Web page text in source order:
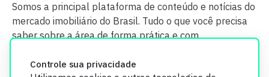
Controle sua privacidade
Somos a principal plataforma de conteúdo e notícias do
mercado imobiliário do Brasil. Tudo o que você precisa
saber sobre a área de forma prática e com